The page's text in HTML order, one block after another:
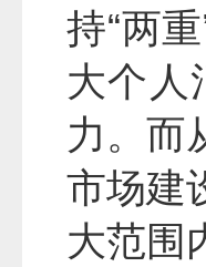
持“两
大个
力。而
市场建
大范围